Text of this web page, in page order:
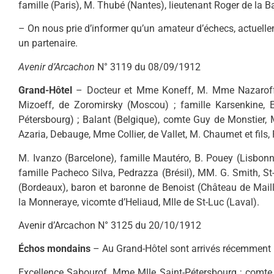
famille (Paris), M. Thubé (Nantes), lieutenant Roger de la
– On nous prie d’informer qu’un amateur d’échecs,
un partenaire.
Avenir d’Arcachon N° 3119 du 08/09/1912
Grand-Hôtel – Docteur et Mme Koneff, M. Mme
Mizoeff, de Zoromirsky (Moscou) ; famille Karsenkine,
Pétersbourg) ; Balant (Belgique), comte Guy de Monstier,
Azaria, Debauge, Mme Collier, de Vallet, M. Chaumet et fils,
M. Ivanzo (Barcelone), famille Mautéro, B. Pouey
famille Pacheco Silva, Pedrazza (Brésil), MM. G. Smith,
(Bordeaux), baron et baronne de Benoist (Château de
la Monneraye, vicomte d’Heliaud, Mlle de St-Luc (Laval).
Avenir d’Arcachon N° 3125 du 20/10/1912
Échos mondains – Au Grand-Hôtel sont arrivés récemment